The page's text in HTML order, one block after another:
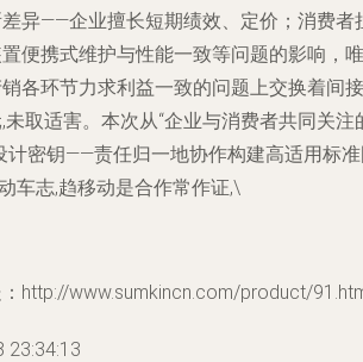
异——企业擅长短期绩效、定价；消费者
便携式维护与性能一致等问题的影响，唯
各环节力求利益一致的问题上交换着间接
取适害。本次从“企业与消费者共同关注
计密钥——责任归一地协作构建高适用标
车志,趋移动是合作常作证,\
http://www.sumkincn.com/product/
23:34:13